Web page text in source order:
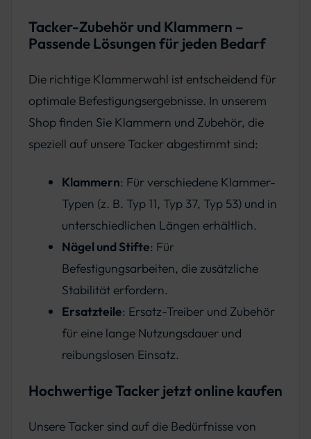
Tacker-Zubehör und Klammern –
Passende Lösungen für jeden Bedarf
Die richtige Klammerwahl ist entscheidend für
optimale Befestigungsergebnisse. In unserem
Shop finden Sie Klammern und Zubehör, die
speziell auf unsere Tacker abgestimmt sind:
Klammern: Für verschiedene Klammer-
Typen (z. B. Typ 11, Typ 37, Typ 53) und in
unterschiedlichen Längen erhältlich.
Nägel und Stifte: Für
Befestigungsarbeiten, die zusätzliche
Stabilität erfordern.
Ersatzteile: Ersatz-Treiber und Zubehör
für eine lange Nutzungsdauer und
reibungslosen Einsatz.
Hochwertige Tacker jetzt online kaufen
Unsere Tacker sind auf die Bedürfnisse von